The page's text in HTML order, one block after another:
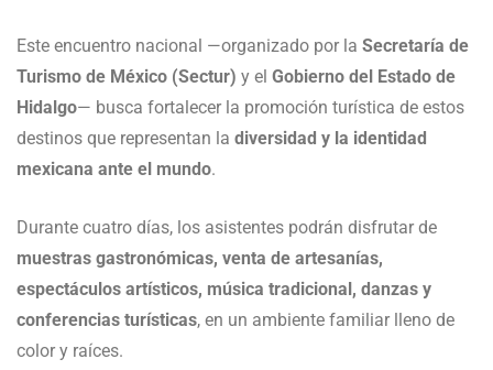
Este encuentro nacional —organizado por la Secretaría de
Turismo de México (Sectur) y el Gobierno del Estado de
Hidalgo— busca fortalecer la promoción turística de estos
destinos que representan la diversidad y la identidad
mexicana ante el mundo.
Durante cuatro días, los asistentes podrán disfrutar de
muestras gastronómicas, venta de artesanías,
espectáculos artísticos, música tradicional, danzas y
conferencias turísticas, en un ambiente familiar lleno de
color y raíces.